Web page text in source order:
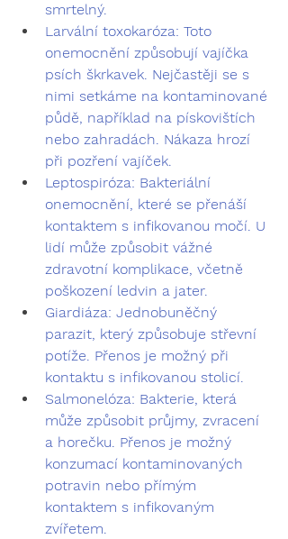
smrtelný.
Larvální toxokaróza: Toto
onemocnění způsobují vajíčka
psích škrkavek. Nejčastěji se s
nimi setkáme na kontaminované
půdě, například na pískovištích
nebo zahradách. Nákaza hrozí
při pozření vajíček.
Leptospiróza: Bakteriální
onemocnění, které se přenáší
kontaktem s infikovanou močí. U
lidí může způsobit vážné
zdravotní komplikace, včetně
poškození ledvin a jater.
Giardiáza: Jednobuněčný
parazit, který způsobuje střevní
potíže. Přenos je možný při
kontaktu s infikovanou stolicí.
Salmonelóza: Bakterie, která
může způsobit průjmy, zvracení
a horečku. Přenos je možný
konzumací kontaminovaných
potravin nebo přímým
kontaktem s infikovaným
zvířetem.